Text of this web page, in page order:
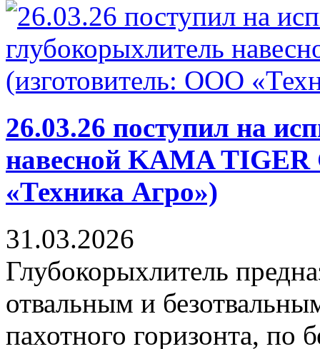
26.03.26 поступил на
навесной KAMA
«Техника Агро»)
31.03.2026
Глубокорыхлитель
отвальным и
пахотного горизонта, по